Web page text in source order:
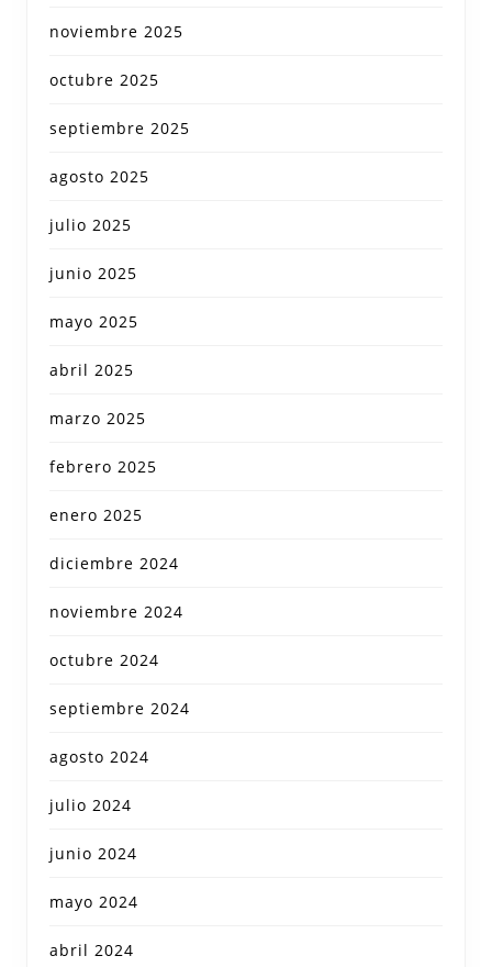
noviembre 2025
octubre 2025
septiembre 2025
agosto 2025
julio 2025
junio 2025
mayo 2025
abril 2025
marzo 2025
febrero 2025
enero 2025
diciembre 2024
noviembre 2024
octubre 2024
septiembre 2024
agosto 2024
julio 2024
junio 2024
mayo 2024
abril 2024